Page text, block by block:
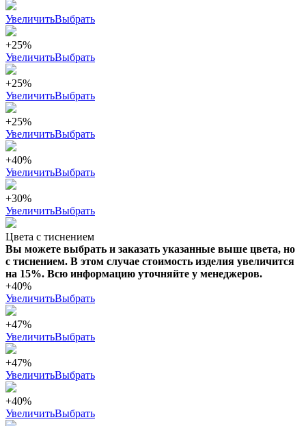
УвеличитьВыбрать
+25%
УвеличитьВыбрать
+25%
УвеличитьВыбрать
+25%
УвеличитьВыбрать
+40%
УвеличитьВыбрать
+30%
УвеличитьВыбрать
Цвета с тиснением
Вы можете выбрать и заказать указанные выше цвета, но
с тиснением. В этом случае стоимость изделия увеличится
на 15%. Всю информацию уточняйте у менеджеров.
+40%
УвеличитьВыбрать
+47%
УвеличитьВыбрать
+47%
УвеличитьВыбрать
+40%
УвеличитьВыбрать